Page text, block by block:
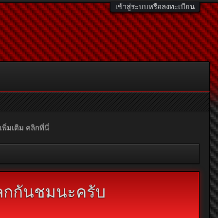
เข้าสู่ระบบหรือลงทะเบียน
พิ่มเติม คลิกที่นี่
กกันชมนะครับ